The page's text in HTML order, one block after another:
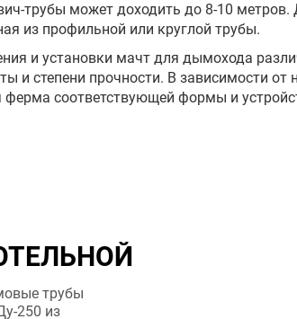
трубы может доходить до 8-10
из профильной или круглой трубы.
и установки мачт для дымохода
и степени прочности. В зависимости от
ферма соответствующей формы и
трубы
из
ДЫМОВАЯ ТРУБА 10
ГАЗОХОДЫ
МАЧТОВАЯ
ДЫМОВАЯ ТРУБА 2-